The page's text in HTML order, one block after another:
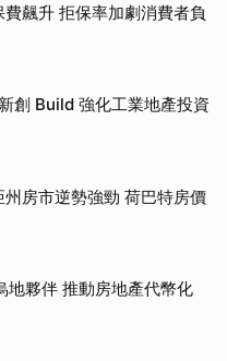
飆升 拒保率加劇消費者負
創 Build 強化工業地產投資
房市逆勢強勁 荷巴特房價
夥伴 推動房地產代幣化